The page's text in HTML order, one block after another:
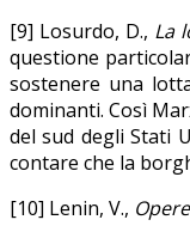
[9] Losurdo, D., La
questione
sostenere una
dominanti. Così
del sud degli Stati
contare che la
[10] Lenin, V.,